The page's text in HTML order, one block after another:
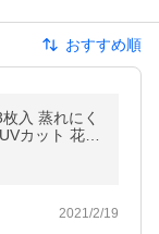
おすすめ順
入 蒸れにく
カット 花粉
2021/2/19